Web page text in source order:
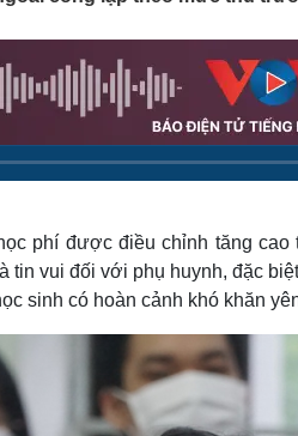
Phân tích
Thế
Hậu
Nhà đẹp
Văn
Sân
Di sản
phí được điều chỉnh tăng
tin vui đối với phụ huynh, đặc
sinh có hoàn cảnh khó khăn